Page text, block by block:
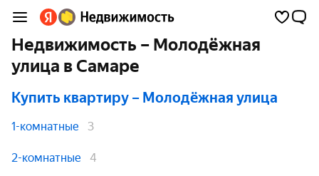
Недвижимость – Молодёжная
улица в Самаре
Купить квартиру – Молодёжная улица
1-комнатные 3
2-комнатные 4